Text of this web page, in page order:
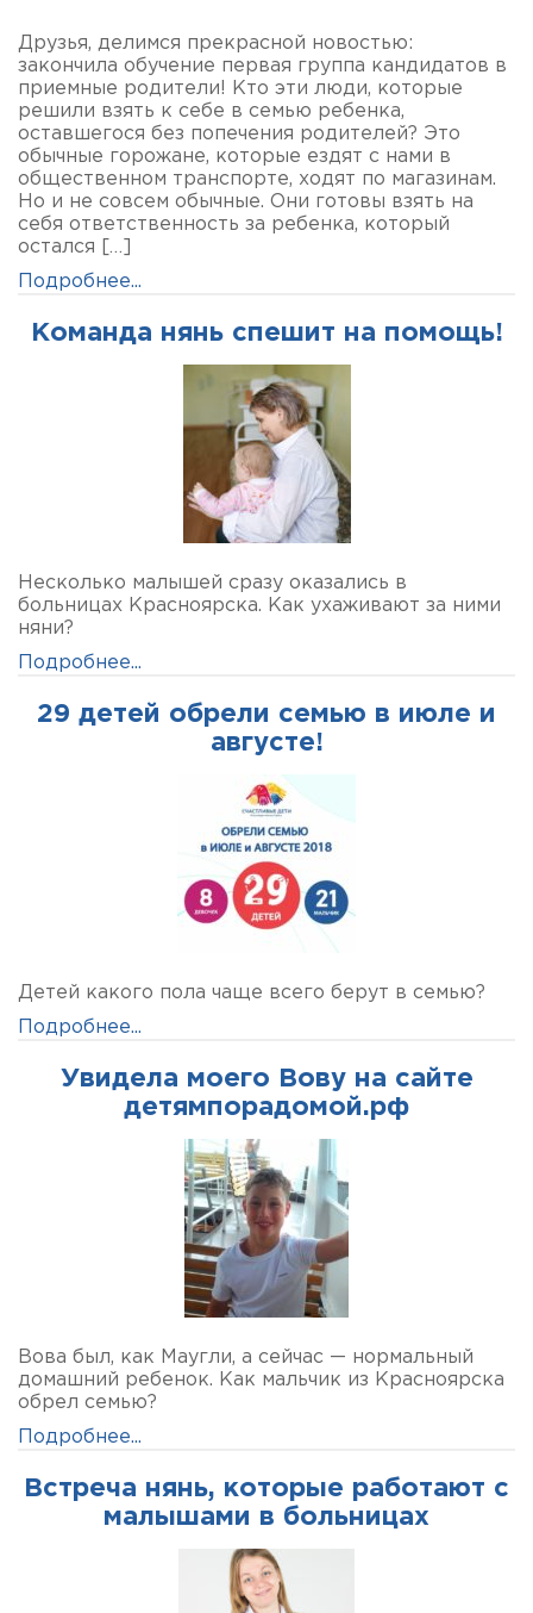
Друзья, делимся прекрасной новостью:
закончила обучение первая группа кандидатов в
приемные родители! Кто эти люди, которые
решили взять к себе в семью ребенка,
оставшегося без попечения родителей? Это
обычные горожане, которые ездят с нами в
общественном транспорте, ходят по магазинам.
Но и не совсем обычные. Они готовы взять на
себя ответственность за ребенка, который
остался […]
Подробнее...
Команда нянь спешит на помощь!
Несколько малышей сразу оказались в
больницах Красноярска. Как ухаживают за ними
няни?
Подробнее...
29 детей обрели семью в июле и
августе!
Детей какого пола чаще всего берут в семью?
Подробнее...
Увидела моего Вову на сайте
детямпорадомой.рф
Вова был, как Маугли, а сейчас — нормальный
домашний ребенок. Как мальчик из Красноярска
обрел семью?
Подробнее...
Встреча нянь, которые работают с
малышами в больницах